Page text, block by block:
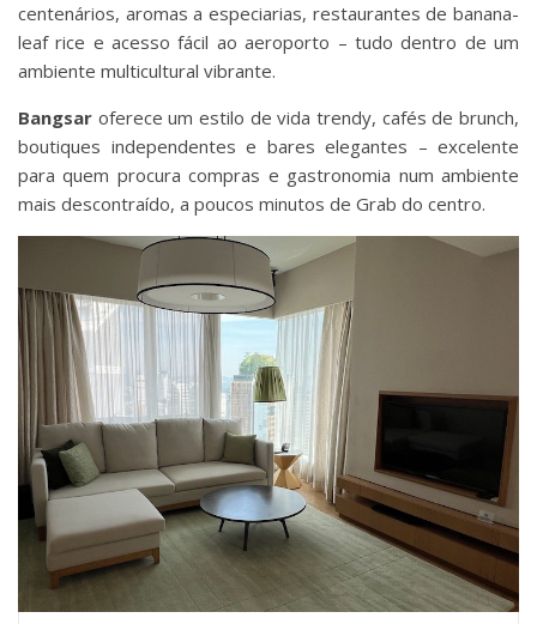
centenários, aromas a especiarias, restaurantes de banana-
leaf rice e acesso fácil ao aeroporto – tudo dentro de um
ambiente multicultural vibrante.
Bangsar oferece um estilo de vida trendy, cafés de brunch,
boutiques independentes e bares elegantes – excelente
para quem procura compras e gastronomia num ambiente
mais descontraído, a poucos minutos de Grab do centro.